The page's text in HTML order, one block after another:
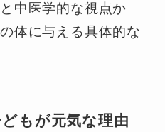
中医学的な視点か
体に与える具体的な
もが元気な理由